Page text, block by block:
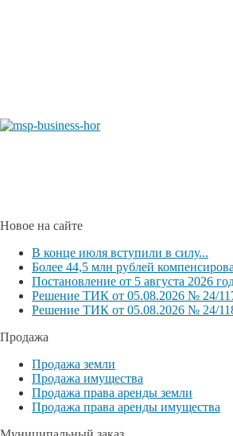
Новое на сайте
В конце июля вступили в силу...
Более 44,5 млн рублей
Постановление от 5 августа 2026
Решение ТИК от 05.08.2026 № 24/
Решение ТИК от 05.08.2026 № 24/
Продажа
Продажа земли
Продажа имущества
Продажа права аренды земли
Продажа права аренды имущества